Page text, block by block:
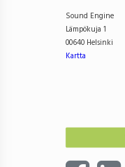
Sound Engine
Lämpökuja 1
00640 Helsinki
Kartta